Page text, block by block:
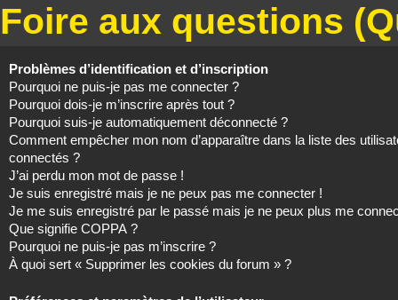
Foire aux questions
Problèmes d’identification et d’inscription
Pourquoi ne puis-je pas me connecter ?
Pourquoi dois-je m’inscrire après tout ?
Pourquoi suis-je automatiquement déconnecté ?
Comment empêcher mon nom d’apparaître dans la liste des
connectés ?
J’ai perdu mon mot de passe !
Je suis enregistré mais je ne peux pas me connecter !
Je me suis enregistré par le passé mais je ne peux plus me
Que signifie COPPA ?
Pourquoi ne puis-je pas m’inscrire ?
À quoi sert « Supprimer les cookies du forum » ?